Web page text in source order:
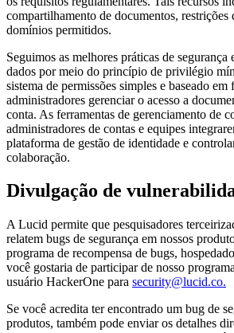
compartilhamento de documentos, restrições
domínios permitidos.
Seguimos as melhores práticas de segurança
dados por meio do princípio de privilégio
sistema de permissões simples e baseado em
administradores gerenciar o acesso a
conta. As ferramentas de gerenciamento de
administradores de contas e equipes
plataforma de gestão de identidade e
colaboração.
Divulgação de
A Lucid permite que pesquisadores
relatem bugs de segurança em nossos
programa de recompensa de bugs,
você gostaria de participar de nosso
usuário HackerOne para security@lucid.co.
Se você acredita ter encontrado um bug de
produtos, também pode enviar os detalhes